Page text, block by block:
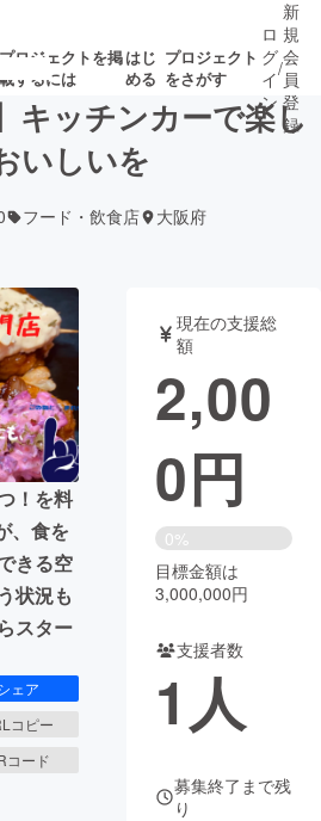
プロジェクトを掲
載するには
はじ
める
プロジェクト
をさがす
募集終了が近いプ
ロジェクト
音楽
ガジェット ゲーム・サ
書籍・雑誌
チャレンジ
域活性化
CAMPFIRE Creation
納税
コミュニティ
ロ
グ
イ
ン
/
新
規
会
員
登
録
キッチンカーで楽し
いしいを
フード・飲食店 大阪府
！を料
、食を
きる空
状況も
スター
ェア
コピー
コード
現在の支援総
額
2,00
0円
0%
目標金額は
3,000,000円
支援者数
1人
募集終了まで残
り